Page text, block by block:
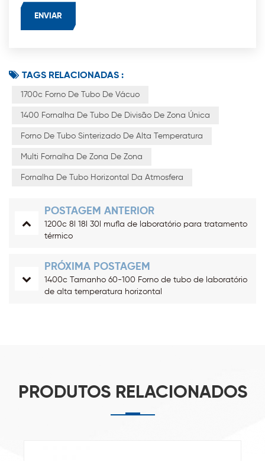
TAGS RELACIONADAS :
1700c Forno De Tubo De Vácuo
1400 Fornalha De Tubo De Divisão De Zona Única
Forno De Tubo Sinterizado De Alta Temperatura
Multi Fornalha De Zona De Zona
Fornalha De Tubo Horizontal Da Atmosfera
POSTAGEM ANTERIOR
1200c 8l 18l 30l mufla de laboratório para tratamento
térmico
PRÓXIMA POSTAGEM
1400c Tamanho 60-100 Forno de tubo de laboratório
de alta temperatura horizontal
PRODUTOS RELACIONADOS